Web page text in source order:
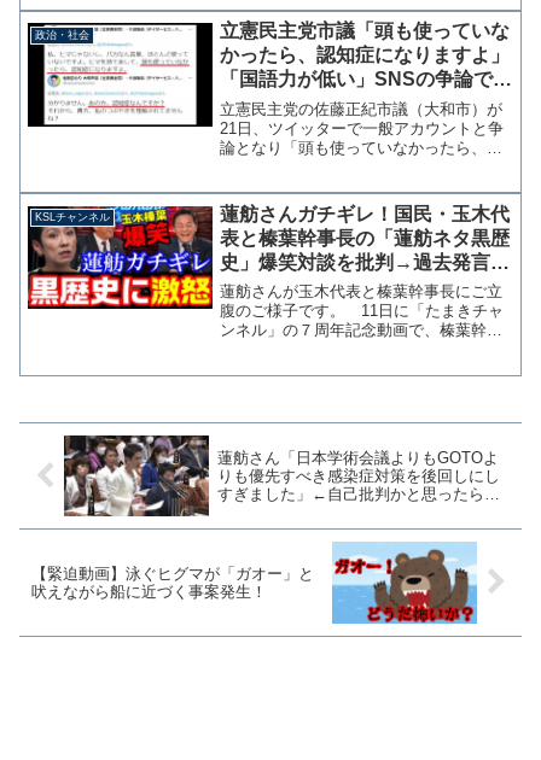
務所で何時間も恫喝したり、酒癖が悪く
議員会館に警察が出動する騒...
政治・社会
立憲民主党市議「頭も使っていな
かったら、認知症になりますよ」
「国語力が低い」SNSの争論で一
般アカウントに投稿
立憲民主党の佐藤正紀市議（大和市）が
21日、ツイッターで一般アカウントと争
論となり「頭も使っていなかったら、認
った。私、ヒマじゃないし、バカなん言
葉、ほとんど使っていな...
KSLチャンネル
蓮舫さんガチギレ！国民・玉木代
表と榛葉幹事長の「蓮舫ネタ黒歴
史」爆笑対談を批判→過去発言で
ブーメラン【KSLチャンネル】
蓮舫さんが玉木代表と榛葉幹事長にご立
腹のご様子です。 11日に「たまきチャ
ンネル」の７周年記念動画で、榛葉幹事
蓮舫さん「日本学術会議よりもGOTOよ
りも優先すべき感染症対策を後回しにし
すぎました」←自己批判かと思ったら政
【緊迫動画】泳ぐヒグマが「ガオー」と
吠えながら船に近づく事案発生！